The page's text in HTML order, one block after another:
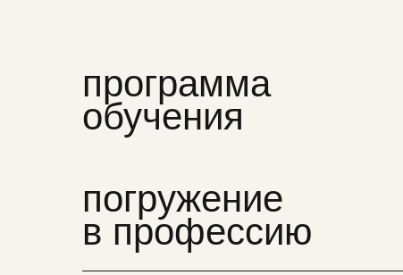
программа
обучения
погружение
в профессию